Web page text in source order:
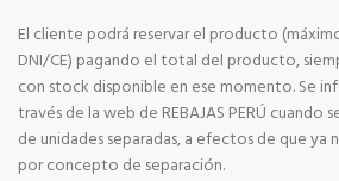
El cliente podrá reservar el producto
DNI/CE) pagando el total del producto,
con stock disponible en ese momento. Se
través de la web de REBAJAS PERÚ
de unidades separadas, a efectos de que ya
por concepto de separación.